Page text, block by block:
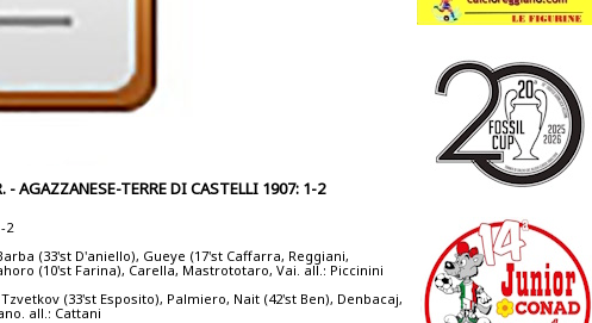
AGAZZANESE-TERRE DI CASTELLI 1907: 1-2
2
(33'st D'aniello), Gueye (17'st Caffarra, Reggiani,
(10'st Farina), Carella, Mastrototaro, Vai. all.: Piccinini
(33'st Esposito), Palmiero, Nait (42'st Ben), Denbacaj,
all.: Cattani